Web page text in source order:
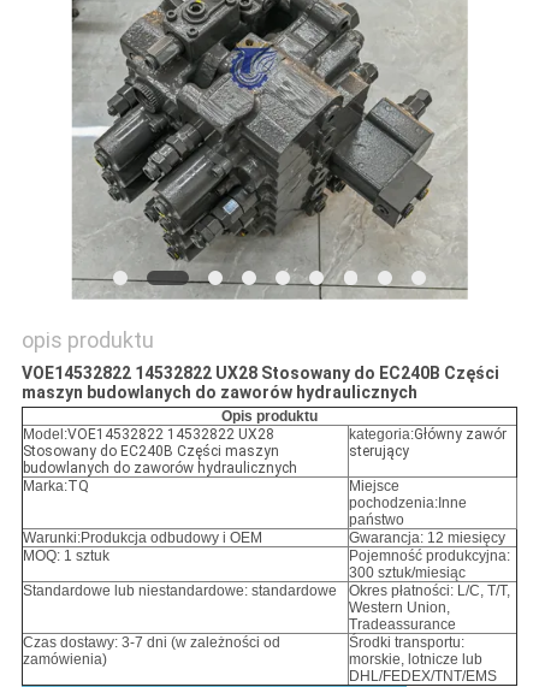
POPROSIĆ
O
WYCENĘ
SITEMAP
POLITYKA
PRYWATNOŚCI
opis produktu
VOE14532822 14532822 UX28 Stosowany do EC240B Części
maszyn budowlanych do zaworów hydraulicznych
Opis produktu
Model:VOE14532822 14532822 UX28
Stosowany do EC240B Części maszyn
budowlanych do zaworów hydraulicznych
kategoria:Główny zawór
sterujący
Marka:TQ
Miejsce
pochodzenia:Inne
państwo
Warunki:Produkcja odbudowy i OEM
Gwarancja: 12 miesięcy
MOQ: 1 sztuk
Pojemność produkcyjna:
300 sztuk/miesiąc
Standardowe lub niestandardowe: standardowe
Okres płatności: L/C, T/T,
Western Union,
Tradeassurance
Czas dostawy: 3-7 dni (w zależności od
zamówienia)
Środki transportu:
morskie, lotnicze lub
DHL/FEDEX/TNT/EMS